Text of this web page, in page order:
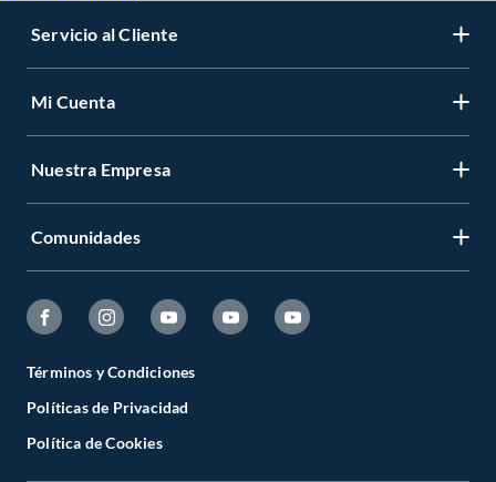
Servicio al Cliente
Mi Cuenta
Nuestra Empresa
Comunidades
Términos y Condiciones
Políticas de Privacidad
Política de Cookies